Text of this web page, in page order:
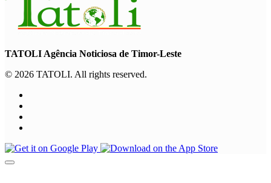
TATOLI Agência Noticiosa de Timor-Leste
© 2026 TATOLI. All rights reserved.